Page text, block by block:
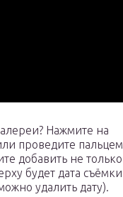
Нажмите на
проведите пальцем
добавить не только
будет дата съёмки
удалить дату).